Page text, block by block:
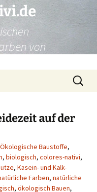
von
Suchen
nach:
auf der
Ökologische Baustoffe,
, biologisch, colores-nativi,
, Kasein- und Kalk-
Farben, natürliche
, ökologisch Bauen,